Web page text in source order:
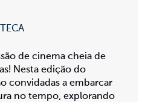
de cinema cheia de
Nesta edição do
convidadas a embarcar
no tempo, explorando